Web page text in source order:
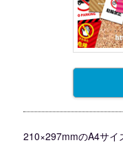
210×297mmのA4サイ